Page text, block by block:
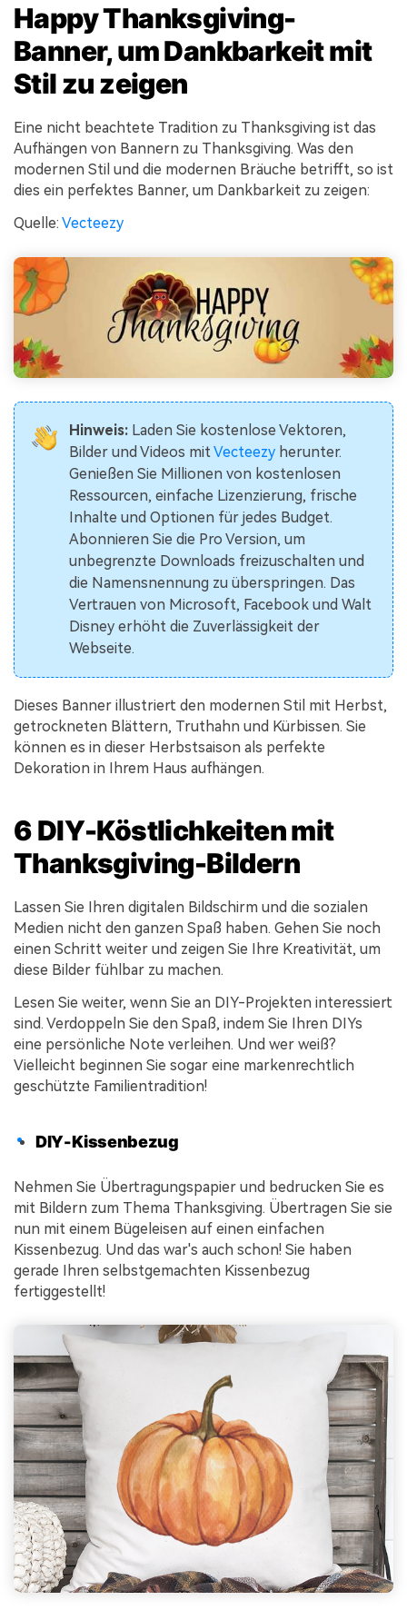
Happy Thanksgiving-
Banner, um Dankbarkeit mit
Stil zu zeigen
Eine nicht beachtete Tradition zu Thanksgiving ist das
Aufhängen von Bannern zu Thanksgiving. Was den
modernen Stil und die modernen Bräuche betrifft, so ist
dies ein perfektes Banner, um Dankbarkeit zu zeigen:
Quelle: Vecteezy
Hinweis:Laden Sie kostenlose Vektoren,
Bilder und Videos mitVecteezyherunter.
Genießen Sie Millionen von kostenlosen
Ressourcen, einfache Lizenzierung, frische
Inhalte und Optionen für jedes Budget.
Abonnieren Sie die Pro Version, um
unbegrenzte Downloads freizuschalten und
die Namensnennung zu überspringen. Das
Vertrauen von Microsoft, Facebook und Walt
Disney erhöht die Zuverlässigkeit der
Webseite.
Dieses Banner illustriert den modernen Stil mit Herbst,
getrockneten Blättern, Truthahn und Kürbissen. Sie
können es in dieser Herbstsaison als perfekte
Dekoration in Ihrem Haus aufhängen.
6 DIY-Köstlichkeiten mit
Thanksgiving-Bildern
Lassen Sie Ihren digitalen Bildschirm und die sozialen
Medien nicht den ganzen Spaß haben. Gehen Sie noch
einen Schritt weiter und zeigen Sie Ihre Kreativität, um
diese Bilder fühlbar zu machen.
Lesen Sie weiter, wenn Sie an DIY-Projekten interessiert
sind. Verdoppeln Sie den Spaß, indem Sie Ihren DIYs
eine persönliche Note verleihen. Und wer weiß?
Vielleicht beginnen Sie sogar eine markenrechtlich
geschützte Familientradition!
DIY-Kissenbezug
Nehmen Sie Übertragungspapier und bedrucken Sie es
mit Bildern zum Thema Thanksgiving. Übertragen Sie sie
nun mit einem Bügeleisen auf einen einfachen
Kissenbezug. Und das war's auch schon! Sie haben
gerade Ihren selbstgemachten Kissenbezug
fertiggestellt!